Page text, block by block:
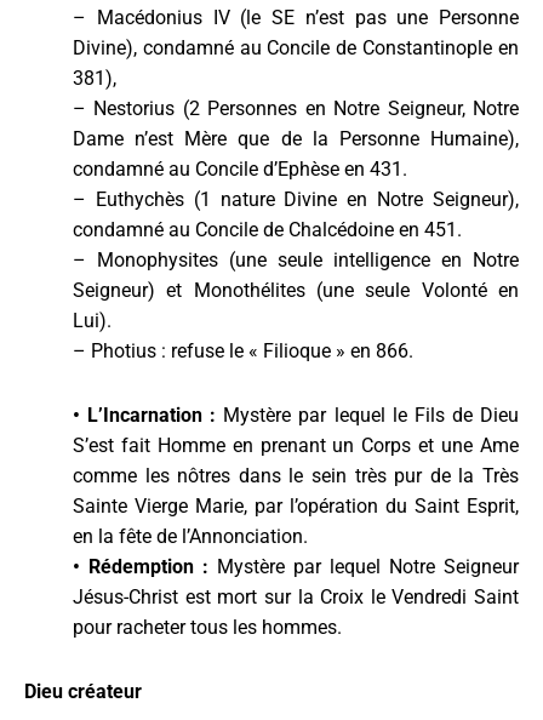
– Macédonius IV (le SE n’est pas une Personne
Divine), condamné au Concile de Constantinople en
381),
– Nestorius (2 Personnes en Notre Seigneur, Notre
Dame n’est Mère que de la Personne Humaine),
condamné au Concile d’Ephèse en 431.
– Euthychès (1 nature Divine en Notre Seigneur),
condamné au Concile de Chalcédoine en 451.
– Monophysites (une seule intelligence en Notre
Seigneur) et Monothélites (une seule Volonté en
Lui).
– Photius : refuse le « Filioque » en 866.
• L’Incarnation : Mystère par lequel le Fils de Dieu
S’est fait Homme en prenant un Corps et une Ame
comme les nôtres dans le sein très pur de la Très
Sainte Vierge Marie, par l’opération du Saint Esprit,
en la fête de l’Annonciation.
• Rédemption : Mystère par lequel Notre Seigneur
Jésus-Christ est mort sur la Croix le Vendredi Saint
pour racheter tous les hommes.
Dieu créateur